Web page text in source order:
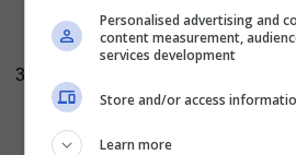
3
ripieno con una forchetta
Personalised advertising and
content measurement,
services development
Store and/or access
Learn more